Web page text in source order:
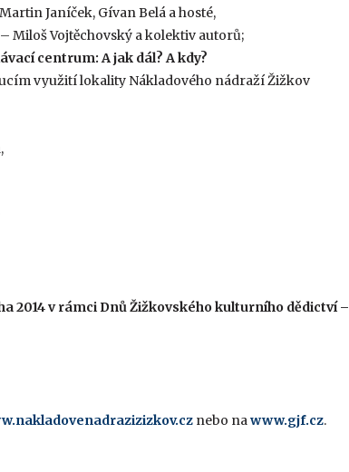
Janíček, Gívan Belá a hosté,
Vojtěchovský a kolektiv autorů;
centrum: A jak dál? A kdy?
využití lokality Nákladového nádraží Žižkov
2014 v rámci Dnů Žižkovského kulturního dědictví –
nebo nawww.gjf.cz.